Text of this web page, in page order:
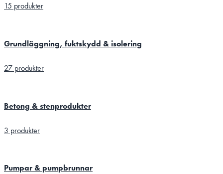
15 produkter
Grundläggning, fuktskydd & isolering
27 produkter
Betong & stenprodukter
3 produkter
Pumpar & pumpbrunnar